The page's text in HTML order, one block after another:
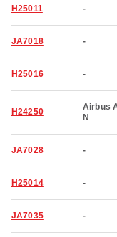
H25011 -
JA7018 -
H25016 -
H24250
Airbus
N
JA7028 -
H25014 -
JA7035 -